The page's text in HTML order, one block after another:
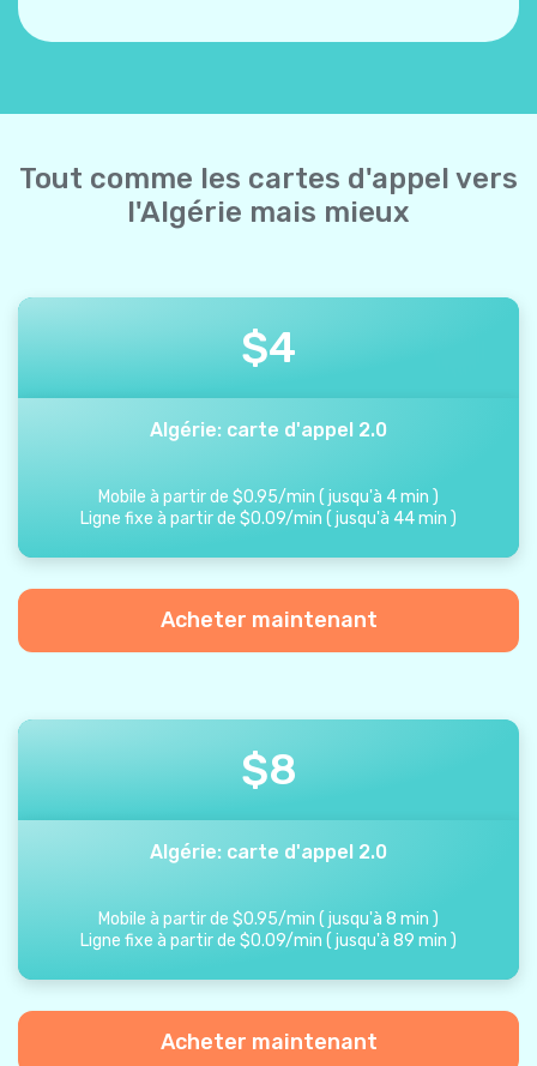
Tout comme les cartes d'appel vers
l'Algérie mais mieux
$4
Algérie: carte d'appel 2.0
Mobile à partir de $0.95/min ( jusqu'à 4min )
Ligne fixe à partir de $0.09/min ( jusqu'à 44min )
Acheter maintenant
$8
Algérie: carte d'appel 2.0
Mobile à partir de $0.95/min ( jusqu'à 8 min )
Ligne fixe à partir de $0.09/min ( jusqu'à 89 min )
Acheter maintenant